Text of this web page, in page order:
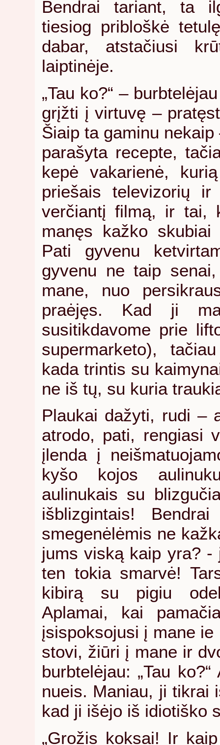
Bendrai tariant, ta
tiesiog pribloškė
dabar, atstačiusi
laiptinėje.
„Tau ko?“ –
grįžti į virtuvę –
Šiaip ta gaminu
parašyta recepte,
kepė vakarienė,
priešais televizorių
verčiantį filmą, ir tai,
manęs kažko
Pati gyvenu
gyvenu ne taip
mane, nuo
praėjęs. Kad ji
susitikdavome prie
supermarketo),
kada trintis su
ne iš tų, su kuria
Plaukai dažyti, rudi –
atrodo, pati, rengiasi
įlenda į
kyšo kojos
aulinukais su
išblizgintais!
smegenėlėmis ne
jums viską kaip yra?
ten tokia smarvė!
kibirą su pigiu
Aplamai, kai
įsispoksojusi į mane
stovi, žiūri į mane ir
burbtelėjau: „Tau
nueis. Maniau, ji tikrai
kad ji išėjo iš idiotiško
„Grožis koksai! Ir